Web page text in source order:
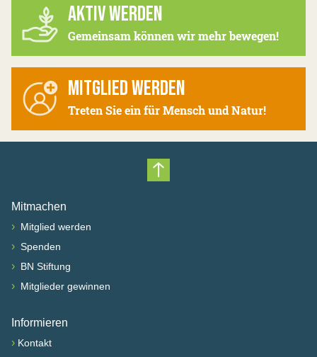
AKTIV WERDEN
Gemeinsam können wir mehr bewegen!
MITGLIED WERDEN
Treten Sie ein für Mensch und Natur!
Nach oben scrollen
Mitmachen
› Mitglied werden
› Spenden
› BN Stiftung
› Mitglieder gewinnen
Informieren
› Kontakt